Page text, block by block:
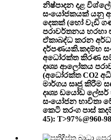
නිෂ්පාදන දළ
සංයෝජකයක් යනු
දෙකක් (හෝ වැඩි
පරාවර්තනය හරහා
ඒකාබද්ධ කරන
දර්පණයකි.කදම්භ
අධෝරක්ත කිරණ
දෘශ්‍ය ආලෝකය
(අධෝරක්ත CO2
මාර්ගය සෘජු කිරීම
දෘශ්‍ය ඩයෝඩ
සංයෝජන භාවිතා
කෙටි තරංග පාස්
45): T>97%@960-